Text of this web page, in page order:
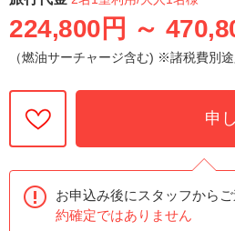
224,800円 ～
（燃油サーチャージ含む) ※諸税費別
申
お申込み後にスタッフからご
約確定ではありません